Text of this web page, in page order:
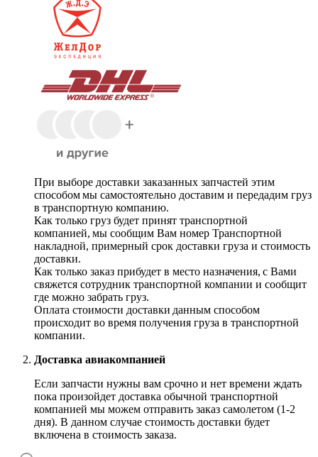
При выборе доставки заказанных запчастей этим
способом мы самостоятельно доставим и передадим груз
в транспортную компанию.
Как только груз будет принят транспортной
компанией, мы сообщим Вам номер Транспортной
накладной, примерный срок доставки груза и стоимость
доставки.
Как только заказ прибудет в место назначения, с Вами
свяжется сотрудник транспортной компании и сообщит
где можно забрать груз.
Оплата стоимости доставки данным способом
происходит во время получения груза в транспортной
компании.
Доставка авиакомпанией
Если запчасти нужны вам срочно и нет времени ждать
пока произойдет доставка обычной транспортной
компанией мы можем отправить заказ самолетом (1-2
дня). В данном случае стоимость доставки будет
включена в стоимость заказа.